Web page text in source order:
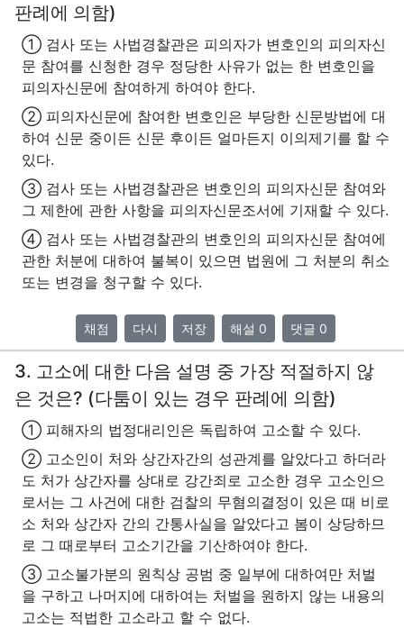
판례에 의함)
① 검사 또는 사법경찰관은 피의자가 변호인의 피의자신
문 참여를 신청한 경우 정당한 사유가 없는 한 변호인을
피의자신문에 참여하게 하여야 한다.
② 피의자신문에 참여한 변호인은 부당한 신문방법에 대
하여 신문 중이든 신문 후이든 얼마든지 이의제기를 할 수
있다.
③ 검사 또는 사법경찰관은 변호인의 피의자신문 참여와
그 제한에 관한 사항을 피의자신문조서에 기재할 수 있다.
④ 검사 또는 사법경찰관의 변호인의 피의자신문 참여에
관한 처분에 대하여 불복이 있으면 법원에 그 처분의 취소
또는 변경을 청구할 수 있다.
채점 다시 저장 해설 0 댓글 0
3. 고소에 대한 다음 설명 중 가장 적절하지 않
은 것은? (다툼이 있는 경우 판례에 의함)
① 피해자의 법정대리인은 독립하여 고소할 수 있다.
② 고소인이 처와 상간자간의 성관계를 알았다고 하더라
도 처가 상간자를 상대로 강간죄로 고소한 경우 고소인으
로서는 그 사건에 대한 검찰의 무혐의결정이 있은 때 비로
소 처와 상간자 간의 간통사실을 알았다고 봄이 상당하므
로 그 때로부터 고소기간을 기산하여야 한다.
③ 고소불가분의 원칙상 공범 중 일부에 대하여만 처벌
을 구하고 나머지에 대하여는 처벌을 원하지 않는 내용의
고소는 적법한 고소라고 할 수 없다.